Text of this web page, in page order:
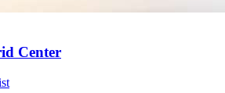
Center